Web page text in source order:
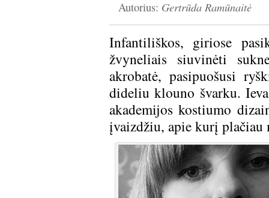
Autorius: Gertrūda Ramūnaitė
Infantiliškos, giriose
žvyneliais siuvinėti
akrobatė, pasipuošusi
dideliu klouno švarku.
akademijos kostiumo
įvaizdžiu, apie kurį plačiau